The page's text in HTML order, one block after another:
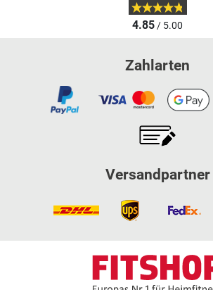
4.85/ 5.00
Zahlarten
Versandpartner